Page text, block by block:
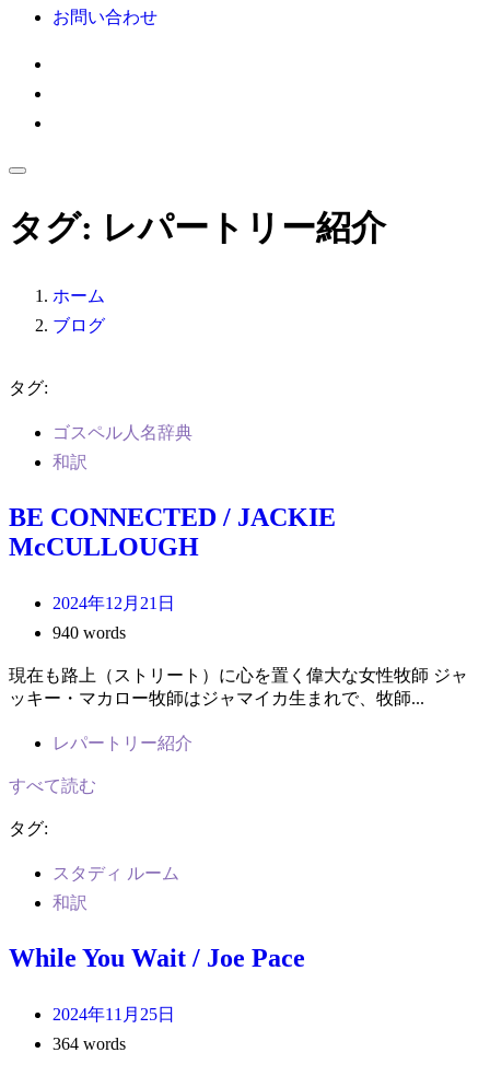
お問い合わせ
タグ: レパートリー紹介
ホーム
ブログ
タグ:
ゴスペル人名辞典
和訳
BE CONNECTED / JACKIE
McCULLOUGH
2024年12月21日
940 words
現在も路上（ストリート）に心を置く偉大な女性牧師 ジャ
ッキー・マカロー牧師はジャマイカ生まれで、牧師...
レパートリー紹介
すべて読む
タグ:
スタディ ルーム
和訳
While You Wait / Joe Pace
2024年11月25日
364 words